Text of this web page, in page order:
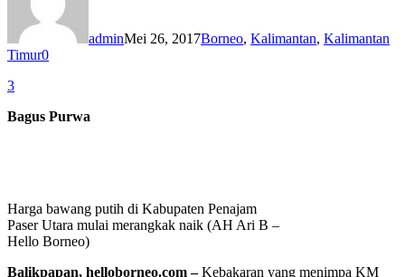
adminMei 26, 2017Borneo, Kalimantan, Kalimantan
Timur0
3
Bagus Purwa
Harga bawang putih di Kabupaten Penajam
Paser Utara mulai merangkak naik (AH Ari B –
Hello Borneo)
Balikpapan, helloborneo.com–Kebakaran yang menimpa KM